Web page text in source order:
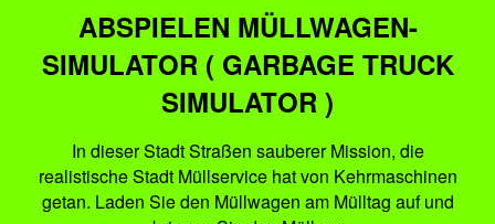
ABSPIELEN MÜLLWAGEN-
SIMULATOR ( GARBAGE TRUCK
SIMULATOR )
In dieser Stadt Straßen sauberer Mission, die
realistische Stadt Müllservice hat von Kehrmaschinen
getan. Laden Sie den Müllwagen am Mülltag auf und